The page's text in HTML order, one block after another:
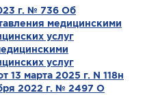
г. № 736 Об
медицинскими
услуг
услуг
13 марта 2025 г. N 118н
2022 г. № 2497 О